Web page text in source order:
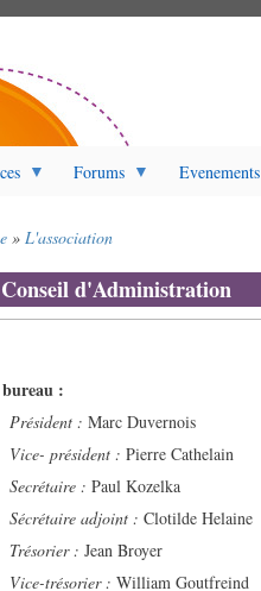
Forums Evenements
L'association
d'Administration
:
Président : Marc Duvernois
Vice- président : Pierre Cathelain
Secrétaire : Paul Kozelka
Sécrétaire adjoint :Clotilde Helaine
Trésorier : Jean Broyer
Vice-trésorier : William Goutfreind